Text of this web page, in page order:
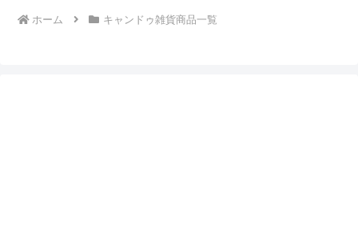
ホーム キャンドゥ雑貨商品一覧